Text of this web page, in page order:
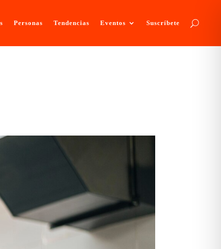
Personas Tendencias Eventos Suscríbete